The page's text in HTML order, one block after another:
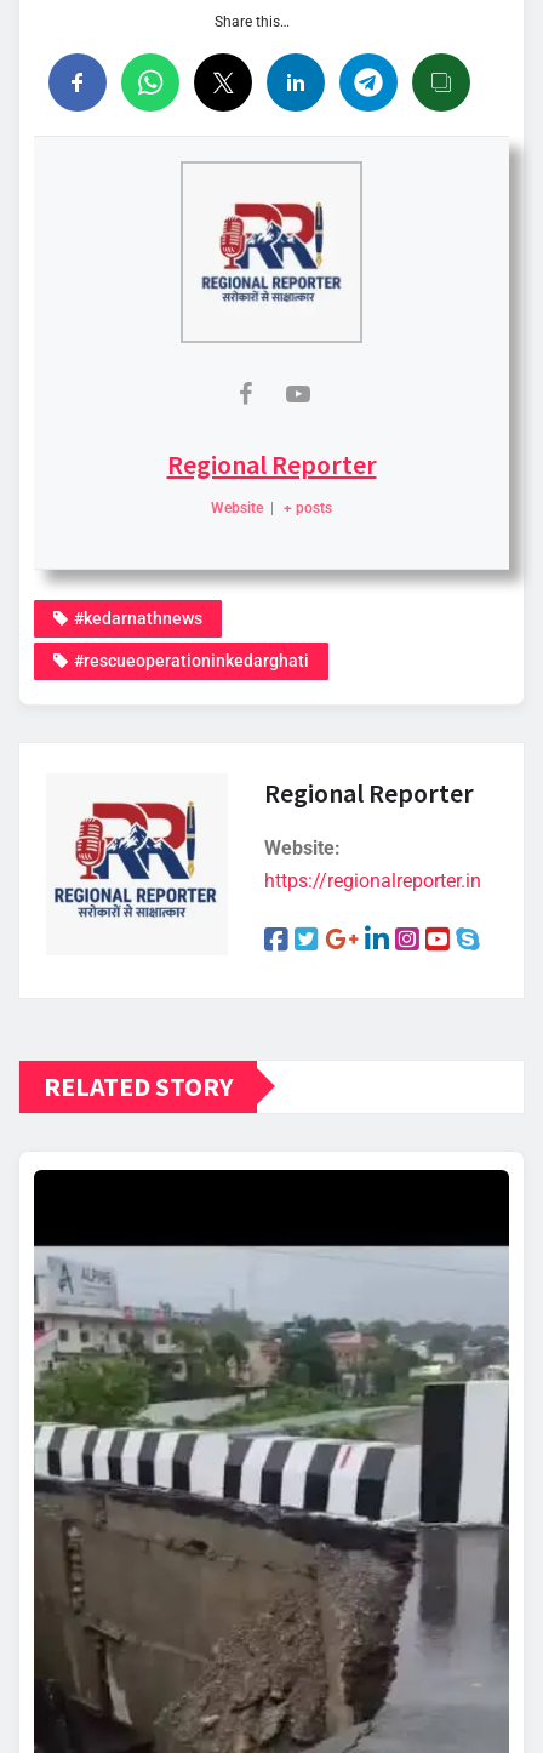
Share this…
Regional Reporter
Website | + posts
#kedarnathnews
#rescueoperationinkedarghati
Regional Reporter
Website:
https://regionalreporter.in
RELATED STORY